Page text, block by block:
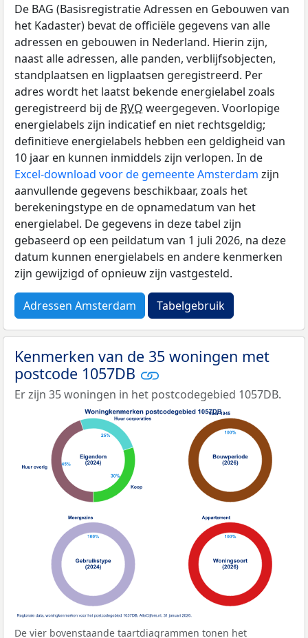
De BAG (Basisregistratie Adressen en Gebouwen van
het Kadaster) bevat de officiële gegevens van alle
adressen en gebouwen in Nederland. Hierin zijn,
naast alle adressen, alle panden, verblijfsobjecten,
standplaatsen en ligplaatsen geregistreerd. Per
adres wordt het laatst bekende energielabel zoals
geregistreerd bij de RVO weergegeven. Voorlopige
energielabels zijn indicatief en niet rechtsgeldig;
definitieve energielabels hebben een geldigheid van
10 jaar en kunnen inmiddels zijn verlopen. In de
Excel-download voor de gemeente Amsterdam zijn
aanvullende gegevens beschikbaar, zoals het
berekeningstype en de opnamedatum van het
energielabel. De gegevens in deze tabel zijn
gebaseerd op een peildatum van 1 juli 2026, na deze
datum kunnen energielabels en andere kenmerken
zijn gewijzigd of opnieuw zijn vastgesteld.
Adressen Amsterdam Tabelgebruik
Kenmerken van de 35 woningen met
postcode 1057DB
Er zijn 35 woningen in het postcodegebied 1057DB.
De vier bovenstaande taartdiagrammen tonen het